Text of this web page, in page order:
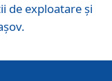
de exploatare şi